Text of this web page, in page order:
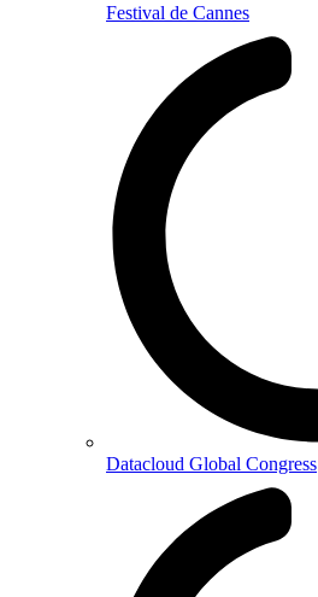
Festival de Cannes
Datacloud Global Congress